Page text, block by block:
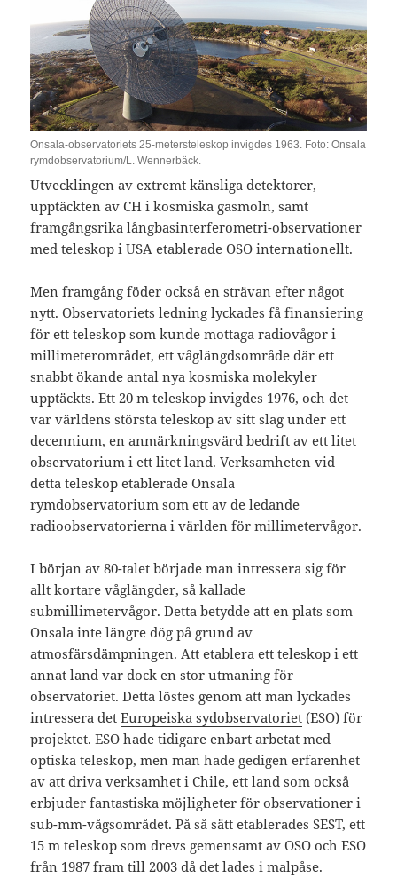
Onsala-observatoriets 25-metersteleskop invigdes 1963. Foto: Onsala
rymdobservatorium/L. Wennerbäck.
Utvecklingen av extremt känsliga detektorer,
upptäckten av CH i kosmiska gasmoln, samt
framgångsrika långbasinterferometri-observationer
med teleskop i USA etablerade OSO internationellt.
Men framgång föder också en strävan efter något
nytt. Observatoriets ledning lyckades få finansiering
för ett teleskop som kunde mottaga radiovågor i
millimeterområdet, ett våglängdsområde där ett
snabbt ökande antal nya kosmiska molekyler
upptäckts. Ett 20 m teleskop invigdes 1976, och det
var världens största teleskop av sitt slag under ett
decennium, en anmärkningsvärd bedrift av ett litet
observatorium i ett litet land. Verksamheten vid
detta teleskop etablerade Onsala
rymdobservatorium som ett av de ledande
radioobservatorierna i världen för millimetervågor.
I början av 80-talet började man intressera sig för
allt kortare våglängder, så kallade
submillimetervågor. Detta betydde att en plats som
Onsala inte längre dög på grund av
atmosfärsdämpningen. Att etablera ett teleskop i ett
annat land var dock en stor utmaning för
observatoriet. Detta löstes genom att man lyckades
intressera detEuropeiska sydobservatoriet (ESO) för
projektet. ESO hade tidigare enbart arbetat med
optiska teleskop, men man hade gedigen erfarenhet
av att driva verksamhet i Chile, ett land som också
erbjuder fantastiska möjligheter för observationer i
sub-mm-vågsområdet. På så sätt etablerades SEST, ett
15 m teleskop som drevs gemensamt av OSO och ESO
från 1987 fram till 2003 då det lades i malpåse.